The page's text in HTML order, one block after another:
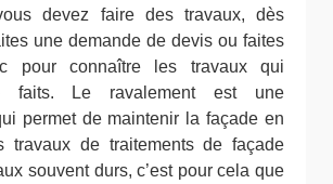
devez faire des travaux, dès
une demande de devis ou faites
pour connaître les travaux qui
faits. Le ravalement est une
permet de maintenir la façade en
travaux de traitements de façade
souvent durs, c’est pour cela que